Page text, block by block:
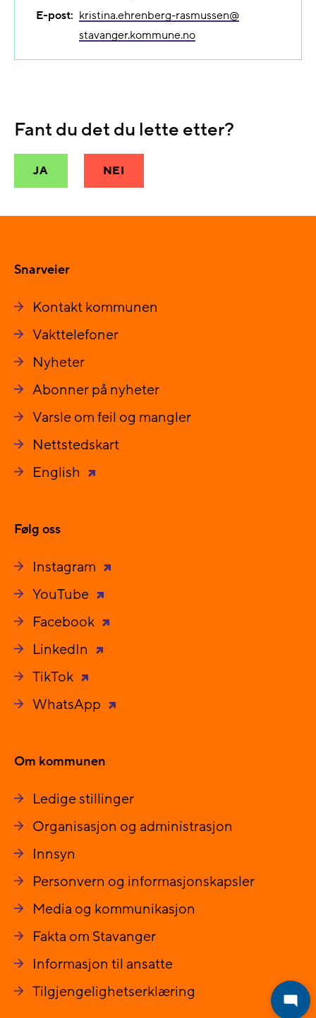
E-post: kristina.ehrenberg-rasmussen@​
stavanger.kommune.no
Fant du det du lette etter?
JA NEI
Snarveier
Kontakt kommunen
Vakttelefoner
Nyheter
Abonner på nyheter
Varsle om feil og mangler
Nettstedskart
English
Følg oss
Instagram
YouTube
Facebook
LinkedIn
TikTok
WhatsApp
Om kommunen
Ledige stillinger
Organisasjon og administrasjon
Innsyn
Personvern og informasjonskapsler
Media og kommunikasjon
Fakta om Stavanger
Informasjon til ansatte
Tilgjengelighetserklæring